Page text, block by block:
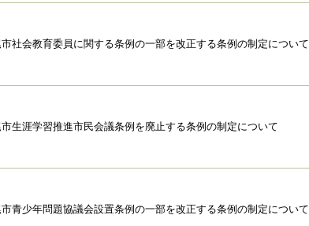
市社会教育委員に関する条例の一部を改正する条例の制定について
市生涯学習推進市民会議条例を廃止する条例の制定について
市青少年問題協議会設置条例の一部を改正する条例の制定について